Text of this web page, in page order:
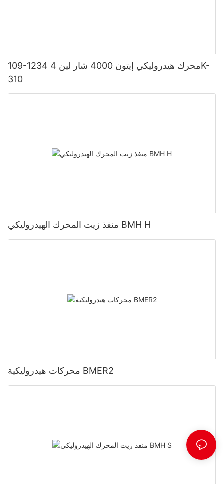
109-1234 محرك هيدروليكي إيتون 4000 شار لين 4K-
310
منفذ زيت المحرك الهيدروليكي BMH H
محركات هيدروليكية BMER2